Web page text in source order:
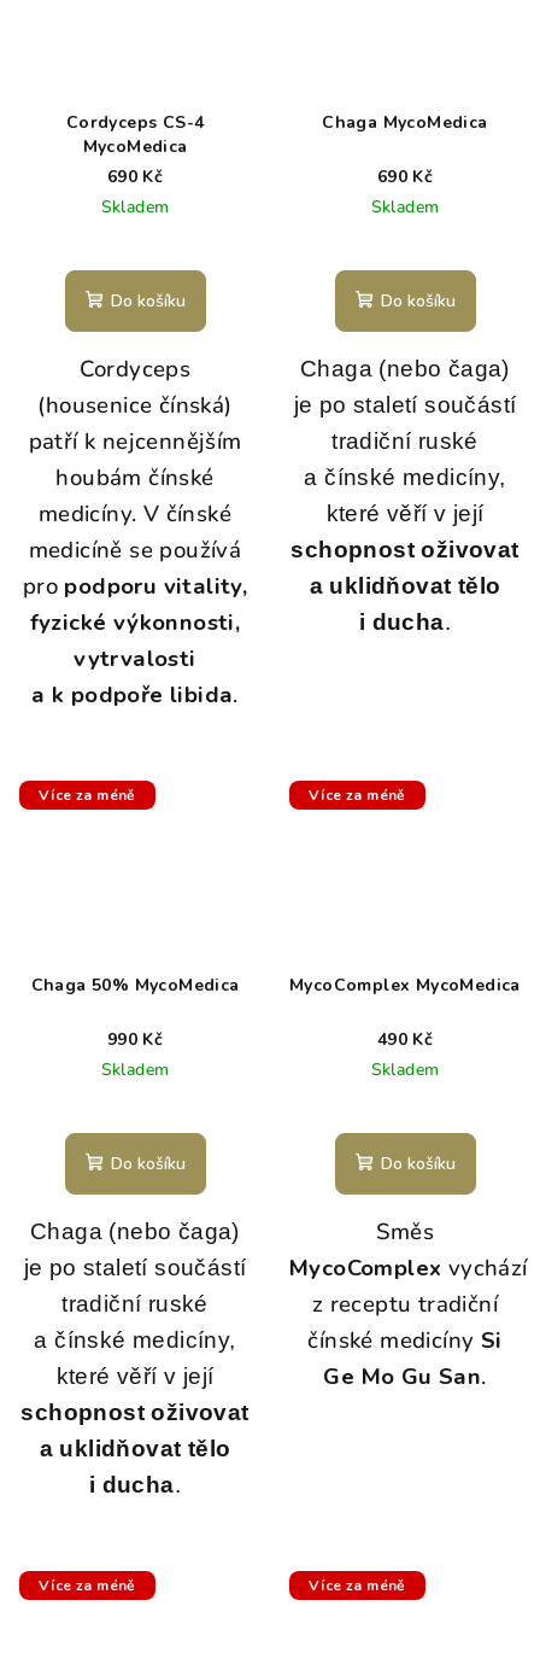
Cordyceps CS-4
MycoMedica
690 Kč
Skladem
Do košíku
Cordyceps
(housenice čínská)
patří k nejcennějším
houbám čínské
medicíny. V čínské
medicíně se používá
pro podporu vitality,
fyzické výkonnosti,
vytrvalosti
a k podpoře libida.
Chaga MycoMedica
690 Kč
Skladem
Do košíku
Chaga (nebo čaga)
je po staletí součástí
tradiční ruské
a čínské medicíny,
které věří v její
schopnost oživovat
a uklidňovat tělo
i ducha.
Více za méně
Chaga 50% MycoMedica
990 Kč
Skladem
Do košíku
Chaga (nebo čaga)
je po staletí součástí
tradiční ruské
a čínské medicíny,
které věří v její
schopnost oživovat
a uklidňovat tělo
i ducha.
Více za méně
MycoComplex MycoMedica
490 Kč
Skladem
Do košíku
Směs
MycoComplex vychází
z receptu tradiční
čínské medicíny Si
Ge Mo Gu San.
Více za méně Více za méně